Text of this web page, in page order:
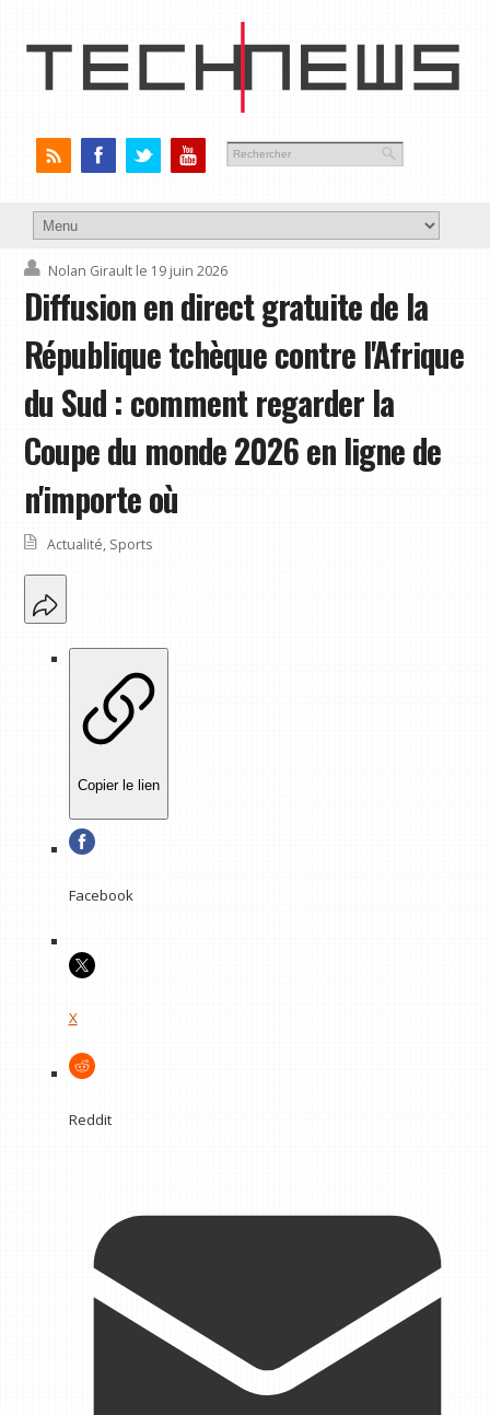
Nolan Girault le 19 juin 2026
Diffusion en direct gratuite de la
République tchèque contre l'Afrique
du Sud : comment regarder la
Coupe du monde 2026 en ligne de
n'importe où
Actualité, Sports
Copier le lien
Facebook
X
Reddit